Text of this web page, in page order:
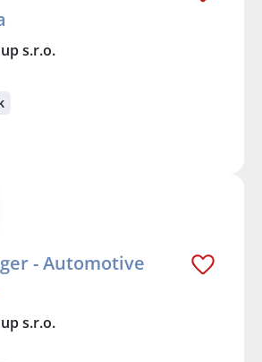
s.r.o.
- Automotive
s.r.o.